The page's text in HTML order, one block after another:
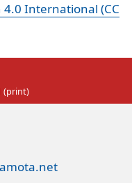
International (CC
(print)